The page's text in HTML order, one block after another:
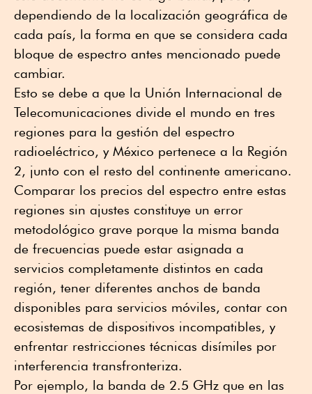
dependiendo de la localización geográfica de
cada país, la forma en que se considera cada
bloque de espectro antes mencionado puede
cambiar.
Esto se debe a que la Unión Internacional de
Telecomunicaciones divide el mundo en tres
regiones para la gestión del espectro
radioeléctrico, y México pertenece a la Región
2, junto con el resto del continente americano.
Comparar los precios del espectro entre estas
regiones sin ajustes constituye un error
metodológico grave porque la misma banda
de frecuencias puede estar asignada a
servicios completamente distintos en cada
región, tener diferentes anchos de banda
disponibles para servicios móviles, contar con
ecosistemas de dispositivos incompatibles, y
enfrentar restricciones técnicas disímiles por
interferencia transfronteriza.
Por ejemplo, la banda de 2.5 GHz que en las